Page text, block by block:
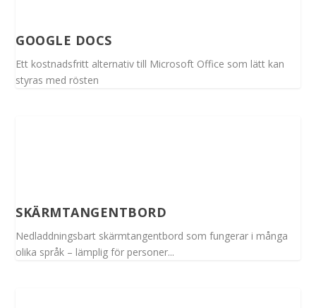
GOOGLE DOCS
Ett kostnadsfritt alternativ till Microsoft Office som lätt kan
styras med rösten
SKÄRMTANGENTBORD
Nedladdningsbart skärmtangentbord som fungerar i många
olika språk – lämplig för personer...